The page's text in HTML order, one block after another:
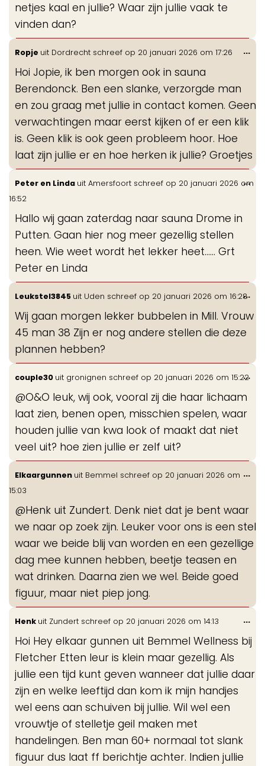
netjes kaal en jullie? Waar zijn jullie vaak te
vinden dan?
Ropje uit Dordrecht schreef op 20 januari 2026 om 17:26
Hoi Jopie, ik ben morgen ook in sauna
Berendonck. Ben een slanke, verzorgde man
en zou graag met jullie in contact komen. Geen
verwachtingen maar eerst kijken of er een klik
is. Geen klik is ook geen probleem hoor. Hoe
laat zijn jullie er en hoe herken ik jullie? Groetjes
...
Peter en Linda uit Amersfoort schreef op 20 januari 2026 om
16:52
Hallo wij gaan zaterdag naar sauna Drome in
Putten. Gaan hier nog meer gezellig stellen
heen. Wie weet wordt het lekker heet...... Grt
Peter en Linda
...
Leukstel3845 uit Uden schreef op 20 januari 2026 om 16:28
Wij gaan morgen lekker bubbelen in Mill. Vrouw
45 man 38 Zijn er nog andere stellen die deze
plannen hebben?
...
couple30 uit gronignen schreef op 20 januari 2026 om 15:22
@O&O leuk, wij ook, vooral zij die haar lichaam
laat zien, benen open, misschien spelen, waar
houden jullie van kwa look of maakt dat niet
veel uit? hoe zien jullie er zelf uit?
...
Elkaargunnen uit Bemmel schreef op 20 januari 2026 om
15:03
@Henk uit Zundert. Denk niet dat je bent waar
we naar op zoek zijn. Leuker voor ons is een stel
waar we beide blij van worden en een gezellige
dag mee kunnen hebben, beetje teasen en
wat drinken. Daarna zien we wel. Beide goed
figuur, maar niet piep jong.
...
Henk uit Zundert schreef op 20 januari 2026 om 14:13
Hoi Hey elkaar gunnen uit Bemmel Wellness bij
Fletcher Etten leur is klein maar gezellig. Als
jullie een tijd kunt geven wanneer dat jullie daar
zijn en welke leeftijd dan kom ik mijn handjes
wel eens aan schuiven bij jullie. Wil wel een
vrouwtje of stelletje geil maken met
handelingen. Ben man 60+ normaal tot slank
figuur dus laat ff berichtje achter. Indien jullie
...